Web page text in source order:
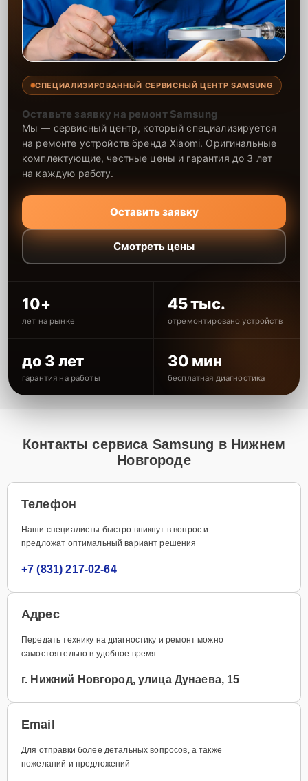
СПЕЦИАЛИЗИРОВАННЫЙ СЕРВИСНЫЙ ЦЕНТР SAMSUNG
Оставьте заявку на ремонт Samsung
Мы — сервисный центр, который специализируется
на ремонте устройств бренда Xiaomi. Оригинальные
комплектующие, честные цены и гарантия до 3 лет
на каждую работу.
Оставить заявку
Смотреть цены
10+
лет на рынке
45 тыс.
отремонтировано устройств
до 3 лет
гарантия на работы
30 мин
бесплатная диагностика
Контакты сервиса Samsung в Нижнем
Новгороде
Телефон
Наши специалисты быстро вникнут в вопрос и
предложат оптимальный вариант решения
+7 (831) 217-02-64
Адрес
Передать технику на диагностику и ремонт можно
самостоятельно в удобное время
г. Нижний Новгород, улица Дунаева, 15
Email
Для отправки более детальных вопросов, а также
пожеланий и предложений